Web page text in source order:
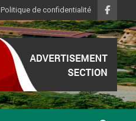
Politique de confidentialité